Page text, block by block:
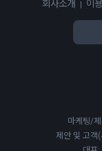
회사소개 이
마케팅/
제안 및 고